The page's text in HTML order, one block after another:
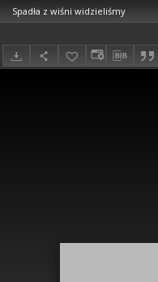
Spadła z wiśni widzieliśmy